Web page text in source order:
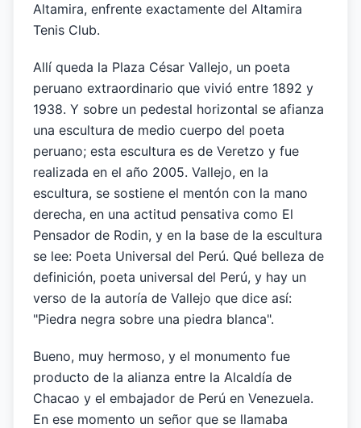
Altamira, enfrente exactamente del Altamira
Tenis Club.
Allí queda la Plaza César Vallejo, un poeta
peruano extraordinario que vivió entre 1892 y
1938. Y sobre un pedestal horizontal se afianza
una escultura de medio cuerpo del poeta
peruano; esta escultura es de Veretzo y fue
realizada en el año 2005. Vallejo, en la
escultura, se sostiene el mentón con la mano
derecha, en una actitud pensativa como El
Pensador de Rodin, y en la base de la escultura
se lee: Poeta Universal del Perú. Qué belleza de
definición, poeta universal del Perú, y hay un
verso de la autoría de Vallejo que dice así:
"Piedra negra sobre una piedra blanca".
Bueno, muy hermoso, y el monumento fue
producto de la alianza entre la Alcaldía de
Chacao y el embajador de Perú en Venezuela.
En ese momento un señor que se llamaba